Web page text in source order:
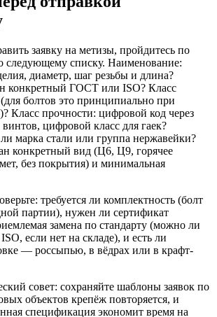
заявку на метизы, пройдитесь по
следующему списку. Наименование:
диаметр, шаг резьбы и длина?
конкретный ГОСТ или ISO? Класс
болтов это принципиально при
Класс прочности: цифровой код через
цифровой класс для гаек?
марка стали или группа нержавейки?
конкретный вид (Ц6, Ц9, горячее
без покрытия) и минимальная
требуется ли комплектность (болт
партии), нужен ли сертификат
замена по стандарту (можно ли
если нет на складе), и есть ли
— россыпью, в вёдрах или в крафт-
совет: сохраняйте шаблоны заявок по
объектов крепёж повторяется, и
спецификация экономит время на